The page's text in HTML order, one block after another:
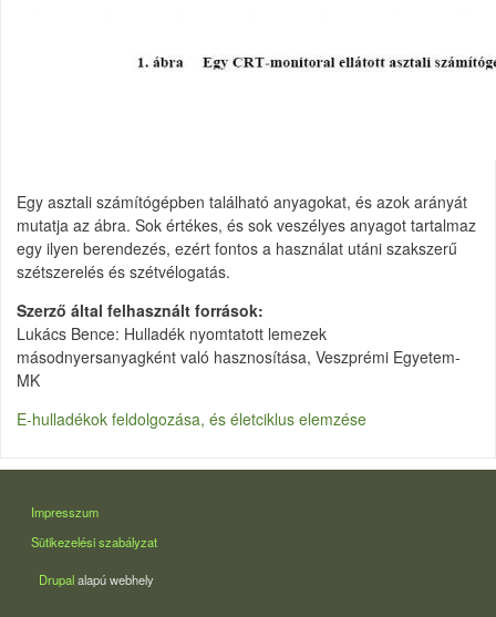
Egy asztali számítógépben található anyagokat, és azok arányát
mutatja az ábra. Sok értékes, és sok veszélyes anyagot tartalmaz
egy ilyen berendezés, ezért fontos a használat utáni szakszerű
szétszerelés és szétvélogatás.
Szerző által felhasznált források
Lukács Bence: Hulladék nyomtatott lemezek
másodnyersanyagként való hasznosítása, Veszprémi Egyetem-
MK
E-hulladékok feldolgozása, és életciklus elemzése
LÁBLÉC
Impresszum
Sütikezelési szabályzat
Drupalalapú webhely